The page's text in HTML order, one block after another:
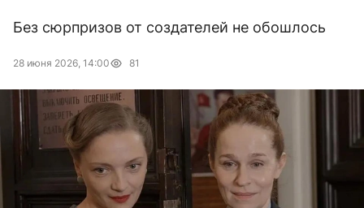
Без сюрпризов от создателей не обошлось
28 июня 2026, 14:00 81